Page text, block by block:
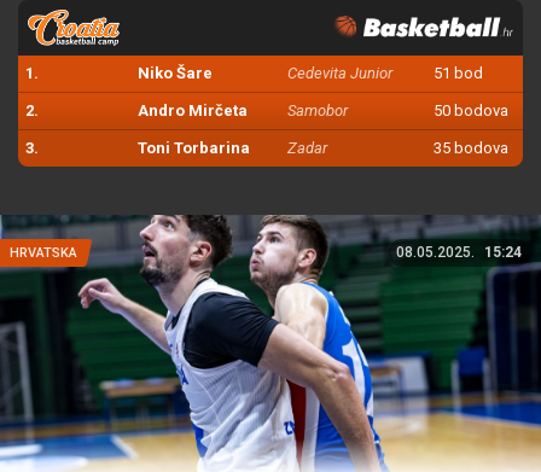
1. Niko Šare Cedevita Junior 51 bod
2. Andro Mirčeta Samobor 50 bodova
3. Toni Torbarina Zadar 35 bodova
HRVATSKA 08.05.2025. 15:24